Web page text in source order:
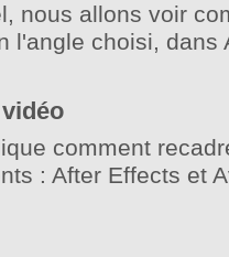
nous allons voir
l'angle choisi, dans
comment
: After Effects et